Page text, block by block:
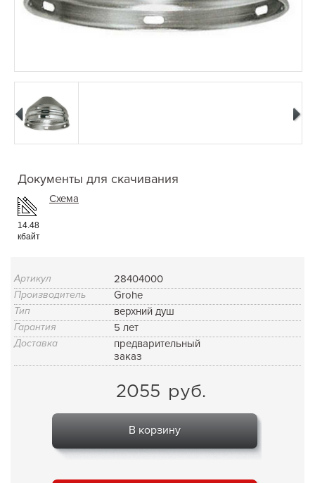
Документы для скачивания
14.48
кбайт
Схема
Артикул 28404000
Производитель Grohe
Тип верхний душ
Гарантия 5 лет
Доставка
предварительный
заказ
2055 руб.
В корзину